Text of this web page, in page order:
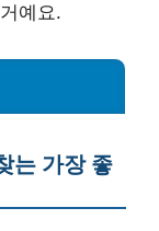
예요.
는 가장 좋